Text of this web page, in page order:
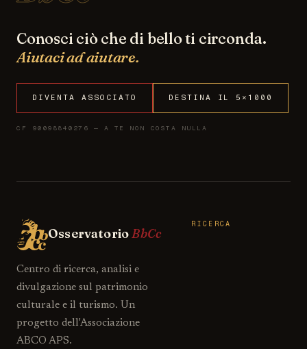
Conosci ciò che di bello ti circonda.
Aiutaci ad aiutare.
DIVENTA ASSOCIATO DESTINA IL 5×1000
CF 90098840276 — A TE NON COSTA NULLA
OsservatorioBbCc
Centro di ricerca, analisi e
divulgazione sul patrimonio
culturale e il turismo. Un
progetto dell'Associazione
ABCO APS.
RICERCA